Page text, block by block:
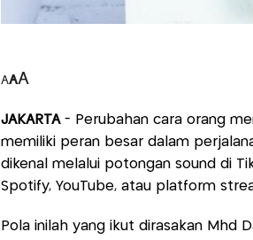
AAA
JAKARTA- Perubahan cara orang
memiliki peran besar dalam
dikenal melalui potongan sound di
Spotify, YouTube, atau platform
Pola inilah yang ikut dirasakan Mhd